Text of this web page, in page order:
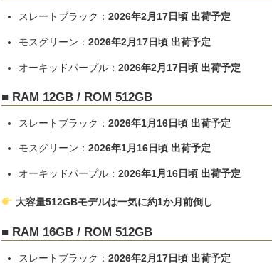
スレートブラック： 2026年2月17日頃 出荷予定
モスグリーン： 2026年2月17日頃 出荷予定
オーキッドパープル： 2026年2月17日頃 出荷予定
■ RAM 12GB / ROM 512GB
スレートブラック： 2026年1月16日頃 出荷予定
モスグリーン： 2026年1月16日頃 出荷予定
オーキッドパープル： 2026年1月16日頃 出荷予定
大容量512GBモデルは一気に約1か月前倒し
■ RAM 16GB / ROM 512GB
スレートブラック： 2026年2月17日頃 出荷予定